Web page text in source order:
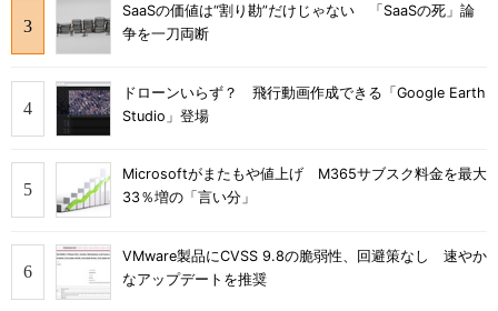
SaaSの価値は“割り勘”だけじゃない 「SaaSの死」論
争を一刀両断
ドローンいらず？ 飛行動画作成できる「Google Earth
Studio」登場
Microsoftがまたもや値上げ M365サブスク料金を最大
33％増の「言い分」
VMware製品にCVSS 9.8の脆弱性、回避策なし 速やか
なアップデートを推奨